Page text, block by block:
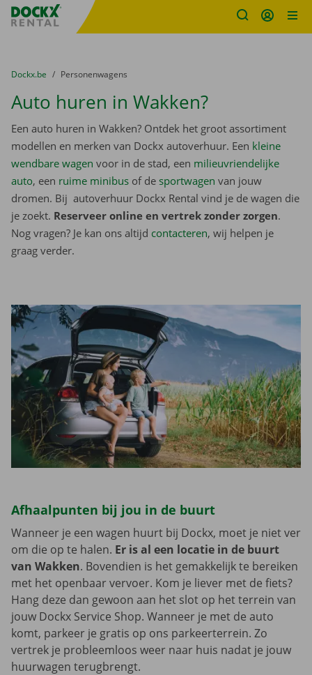
Fratello DEMO
U bevindt zich hier:
van
Dockx.be naar
Personenwagens
Auto huren in Wakken?
Een auto huren in Wakken? Ontdek het groot assortiment
modellen en merken van Dockx autoverhuur. Een kleine
wendbare wagen voor in de stad, een milieuvriendelijke
auto, een ruime minibus of de sportwagen van jouw
dromen. Bij autoverhuur Dockx Rental vind je de wagen die
je zoekt. Reserveer online en vertrek zonder zorgen.
Nog vragen? Je kan ons altijd contacteren, wij helpen je
graag verder.
Afhaalpunten bij jou in de buurt
Wanneer je een wagen huurt bij Dockx, moet je niet ver
om die op te halen. Er is al een locatie in de buurt
van Wakken. Bovendien is het gemakkelijk te bereiken
met het openbaar vervoer. Kom je liever met de fiets?
Hang deze dan gewoon aan het slot op het terrein van
jouw Dockx Service Shop. Wanneer je met de auto
komt, parkeer je gratis op ons parkeerterrein. Zo
vertrek je probleemloos weer naar huis nadat je jouw
huurwagen terugbrengt.